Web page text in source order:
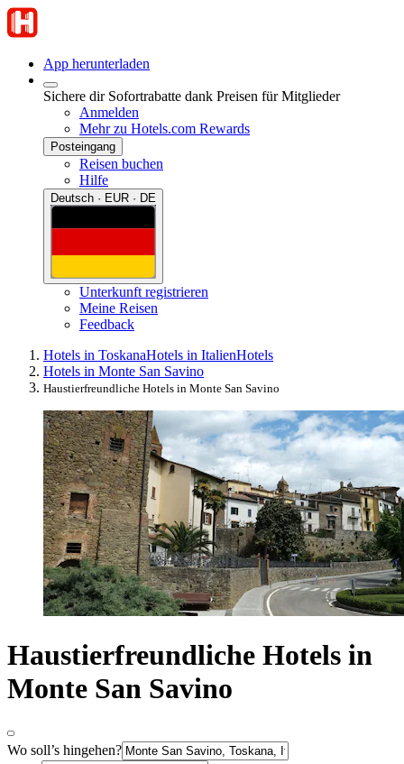
App herunterladen
Sichere dir Sofortrabatte dank Preisen für Mitglieder
Anmelden
Mehr zu Hotels.com Rewards
Posteingang
Reisen buchen
Hilfe
Deutsch · EUR · DE
Unterkunft registrieren
Meine Reisen
Feedback
Hotels in ToskanaHotels in ItalienHotels
Hotels in Monte San Savino
Haustierfreundliche Hotels in Monte San Savino
Haustierfreundliche Hotels in
Monte San Savino
Wo soll’s hingehen?